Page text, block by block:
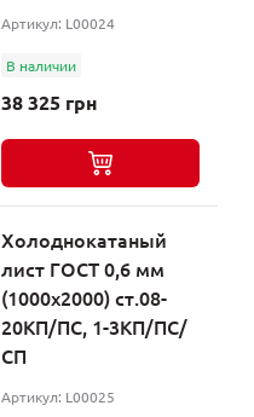
Артикул: L00024
В наличии
38 325 грн
Холоднокатаный
лист ГОСТ 0,6 мм
(1000х2000) ст.08-
20КП/ПС, 1-3КП/ПС/
СП
Артикул: L00025